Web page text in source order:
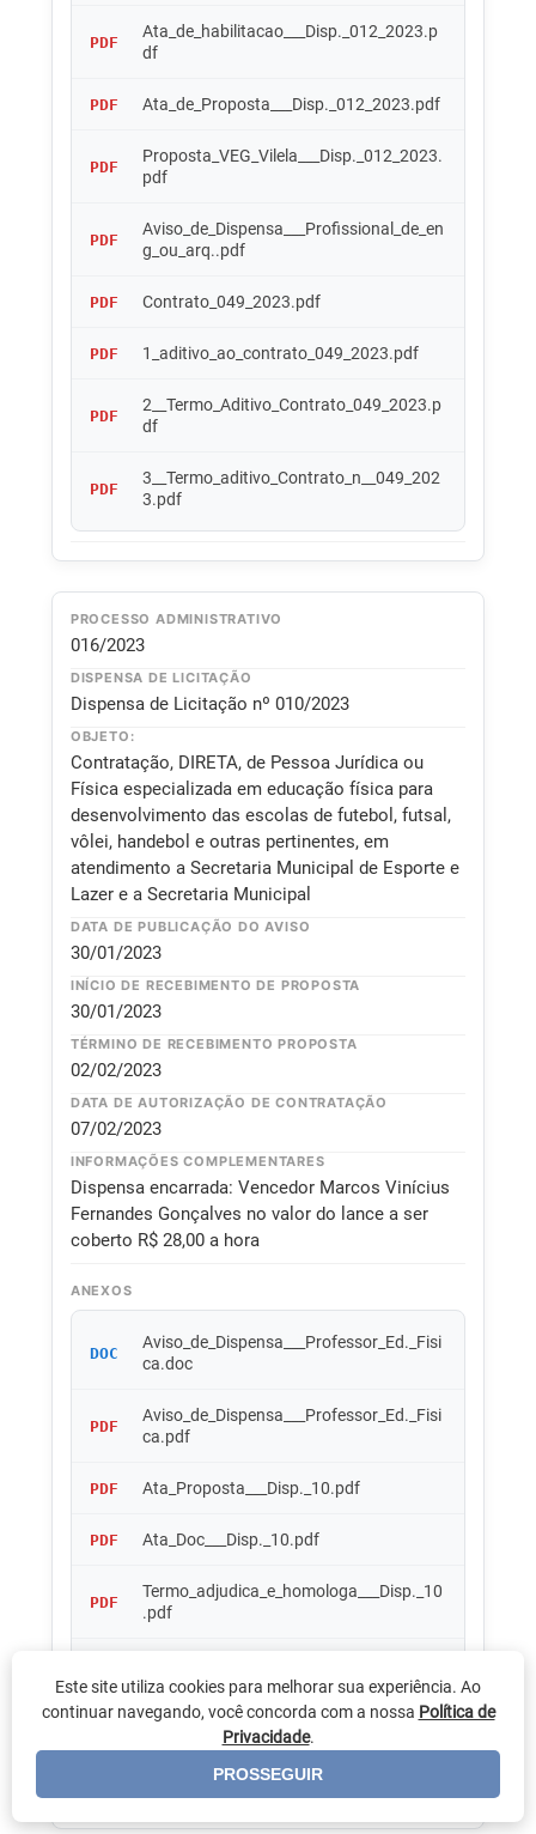
PDF
Ata_de_habilitacao___Disp._012_2023.p
df
PDF Ata_de_Proposta___Disp._012_2023.pdf
PDF
Proposta_VEG_Vilela___Disp._012_2023.
pdf
PDF
Aviso_de_Dispensa___Profissional_de_en
g_ou_arq..pdf
PDF Contrato_049_2023.pdf
PDF 1_aditivo_ao_contrato_049_2023.pdf
PDF
2__Termo_Aditivo_Contrato_049_2023.p
df
PDF
3__Termo_aditivo_Contrato_n__049_202
3.pdf
PROCESSO ADMINISTRATIVO
016/2023
DISPENSA DE LICITAÇÃO
Dispensa de Licitação nº 010/2023
OBJETO:
Contratação, DIRETA, de Pessoa Jurídica ou
Física especializada em educação física para
desenvolvimento das escolas de futebol, futsal,
vôlei, handebol e outras pertinentes, em
atendimento a Secretaria Municipal de Esporte e
Lazer e a Secretaria Municipal
DATA DE PUBLICAÇÃO DO AVISO
30/01/2023
INÍCIO DE RECEBIMENTO DE PROPOSTA
30/01/2023
TÉRMINO DE RECEBIMENTO PROPOSTA
02/02/2023
DATA DE AUTORIZAÇÃO DE CONTRATAÇÃO
07/02/2023
INFORMAÇÕES COMPLEMENTARES
Dispensa encarrada: Vencedor Marcos Vinícius
Fernandes Gonçalves no valor do lance a ser
coberto R$ 28,00 a hora
ANEXOS
DOC
Aviso_de_Dispensa___Professor_Ed._Fisi
ca.doc
PDF
Aviso_de_Dispensa___Professor_Ed._Fisi
ca.pdf
PDF Ata_Proposta___Disp._10.pdf
PDF Ata_Doc___Disp._10.pdf
PDF
Termo_adjudica_e_homologa___Disp._10
.pdf
PDF Contrato___Disp._10.pdf
1_aditivo_ao_contrato_028_2023.pdf
Este site utiliza cookies para melhorar sua experiência. Ao
continuar navegando, você concorda com a nossa Política de
Privacidade.
PROSSEGUIR